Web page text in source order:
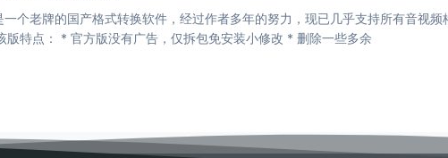
个老牌的国产格式转换软件，经过作者多年的努力，现已几乎支持所有音视
绿色版打包，非常感谢他的付出。 该版特点： * 官方版没有广告，仅拆包免安装小修改 * 删除一些多余